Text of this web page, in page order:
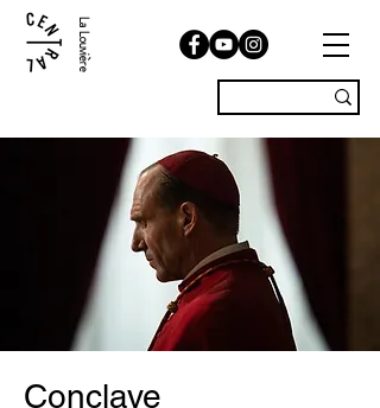
La Louvière
Conclave